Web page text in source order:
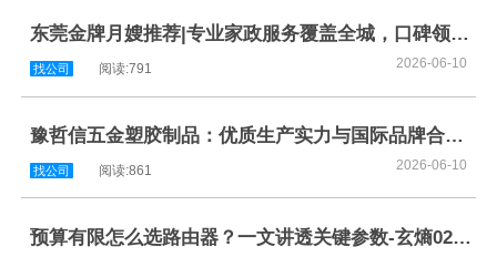
东莞金牌月嫂推荐|专业家政服务覆盖全城，口碑领军品牌首选
找公司 阅读:791 2026-06-10
豫哲信五金塑胶制品：优质生产实力与国际品牌合作解析
找公司 阅读:861 2026-06-10
预算有限怎么选路由器？一文讲透关键参数-玄熵023蓝鲸优聘